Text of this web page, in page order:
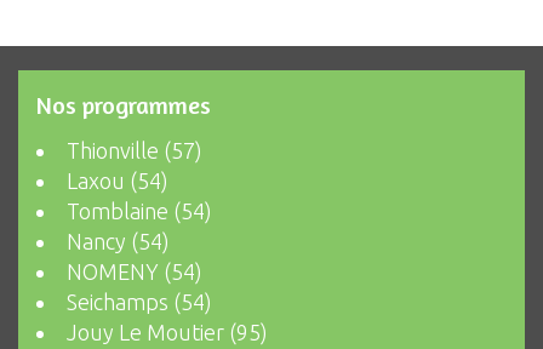
Nos programmes
Thionville (57)
Laxou (54)
Tomblaine (54)
Nancy (54)
NOMENY (54)
Seichamps (54)
Jouy Le Moutier (95)